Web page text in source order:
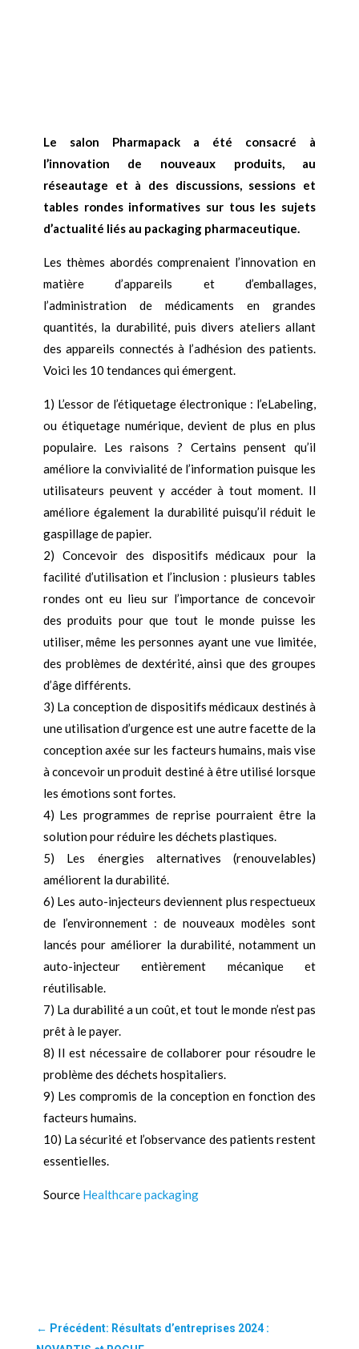
Le salon Pharmapack a été consacré à
l’innovation de nouveaux produits, au
réseautage et à des discussions, sessions et
tables rondes informatives sur tous les sujets
d’actualité liés au packaging pharmaceutique.
Les thèmes abordés comprenaient l’innovation en
matière d’appareils et d’emballages,
l’administration de médicaments en grandes
quantités, la durabilité, puis divers ateliers allant
des appareils connectés à l’adhésion des patients.
Voici les 10 tendances qui émergent.
1) L’essor de l’étiquetage électronique : l’eLabeling,
ou étiquetage numérique, devient de plus en plus
populaire. Les raisons ? Certains pensent qu’il
améliore la convivialité de l’information puisque les
utilisateurs peuvent y accéder à tout moment. Il
améliore également la durabilité puisqu’il réduit le
gaspillage de papier.
2) Concevoir des dispositifs médicaux pour la
facilité d’utilisation et l’inclusion : plusieurs tables
rondes ont eu lieu sur l’importance de concevoir
des produits pour que tout le monde puisse les
utiliser, même les personnes ayant une vue limitée,
des problèmes de dextérité, ainsi que des groupes
d’âge différents.
3) La conception de dispositifs médicaux destinés à
une utilisation d’urgence est une autre facette de la
conception axée sur les facteurs humains, mais vise
à concevoir un produit destiné à être utilisé lorsque
les émotions sont fortes.
4) Les programmes de reprise pourraient être la
solution pour réduire les déchets plastiques.
5) Les énergies alternatives (renouvelables)
améliorent la durabilité.
6) Les auto-injecteurs deviennent plus respectueux
de l’environnement : de nouveaux modèles sont
lancés pour améliorer la durabilité, notamment un
auto-injecteur entièrement mécanique et
réutilisable.
7) La durabilité a un coût, et tout le monde n’est pas
prêt à le payer.
8) Il est nécessaire de collaborer pour résoudre le
problème des déchets hospitaliers.
9) Les compromis de la conception en fonction des
facteurs humains.
10) La sécurité et l’observance des patients restent
essentielles.
Source Healthcare packaging
← Précédent: Résultats d’entreprises 2024 :